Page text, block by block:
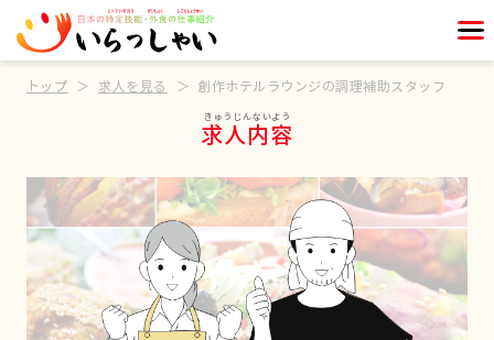
トップ 求人を見る 創作ホテルラウンジの調理補助スタッフ
求人内容